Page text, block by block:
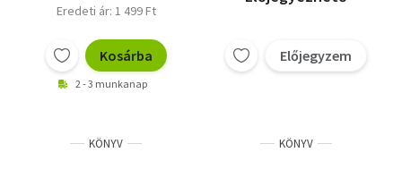
Eredeti ár: 1 499 Ft
Kosárba
2 - 3 munkanap
Előjegyzem
KÖNYV KÖNYV